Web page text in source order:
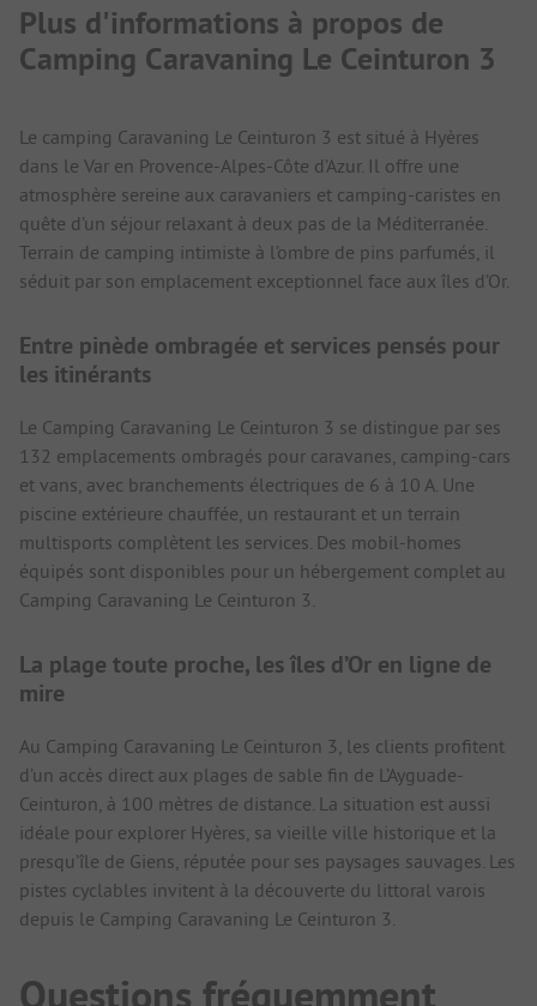
Plus d'informations à propos de
Camping Caravaning Le Ceinturon 3
Le camping Caravaning Le Ceinturon 3 est situé à Hyères
dans le Var en Provence-Alpes-Côte d’Azur. Il offre une
atmosphère sereine aux caravaniers et camping-caristes en
quête d’un séjour relaxant à deux pas de la Méditerranée.
Terrain de camping intimiste à l’ombre de pins parfumés, il
séduit par son emplacement exceptionnel face aux îles d’Or.
Entre pinède ombragée et services pensés pour
les itinérants
Le Camping Caravaning Le Ceinturon 3 se distingue par ses
132 emplacements ombragés pour caravanes, camping-cars
et vans, avec branchements électriques de 6 à 10 A. Une
piscine extérieure chauffée, un restaurant et un terrain
multisports complètent les services. Des mobil-homes
équipés sont disponibles pour un hébergement complet au
Camping Caravaning Le Ceinturon 3.
La plage toute proche, les îles d’Or en ligne de
mire
Au Camping Caravaning Le Ceinturon 3, les clients profitent
d’un accès direct aux plages de sable fin de L’Ayguade-
Ceinturon, à 100 mètres de distance. La situation est aussi
idéale pour explorer Hyères, sa vieille ville historique et la
presqu’île de Giens, réputée pour ses paysages sauvages. Les
pistes cyclables invitent à la découverte du littoral varois
depuis le Camping Caravaning Le Ceinturon 3.
Questions fréquemment